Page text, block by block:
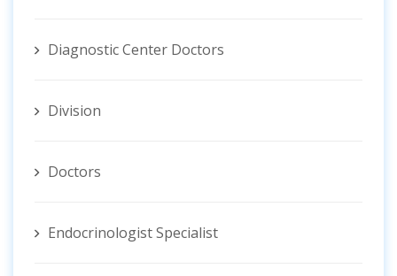
Diagnostic Center Doctors
Division
Doctors
Endocrinologist Specialist